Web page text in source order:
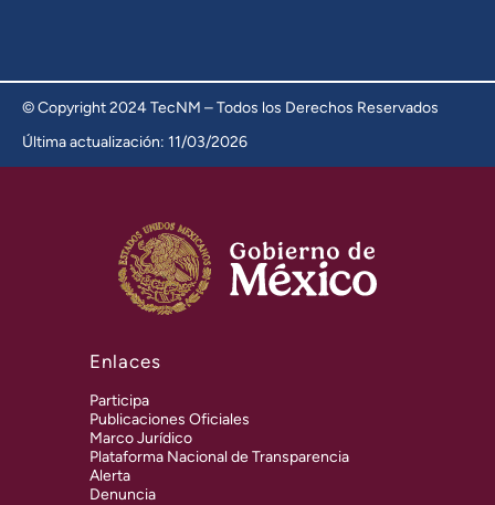
© Copyright 2024 TecNM – Todos los Derechos Reservados
Última actualización: 11/03/2026
Enlaces
Participa
Publicaciones Oficiales
Marco Jurídico
Plataforma Nacional de Transparencia
Alerta
Denuncia